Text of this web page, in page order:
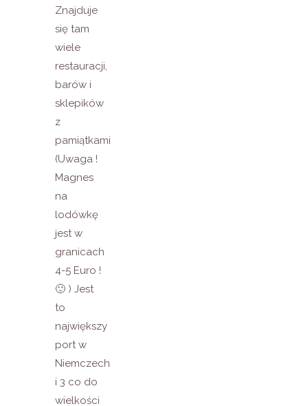
Znajduje
się tam
wiele
restauracji,
barów i
sklepików
z
pamiątkami
(Uwaga !
Magnes
na
lodówkę
jest w
granicach
4-5 Euro !
🙂 ) Jest
to
największy
port w
Niemczech
i 3 co do
wielkości